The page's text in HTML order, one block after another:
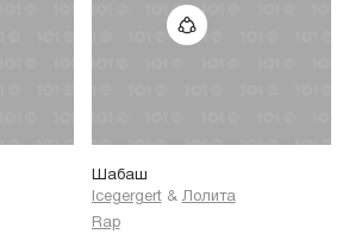
Шабаш
Icegergert & Лолита
Rap